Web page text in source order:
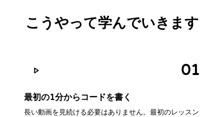
こうやって学んでいきます
01
最初の1分からコードを書く
長い動画を見続ける必要はありません。最初のレッスン